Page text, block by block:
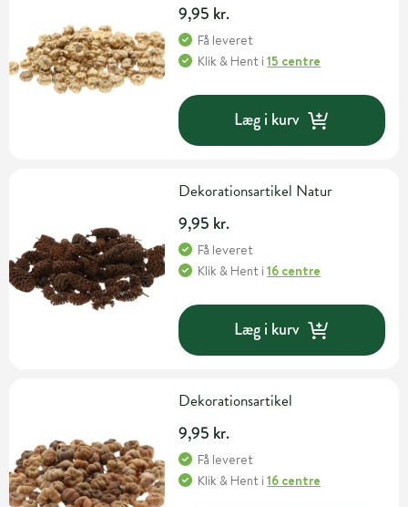
9,95 kr.
Få leveret
Klik & Hent i15 centre
Læg i kurv
Dekorationsartikel Natur
9,95 kr.
Få leveret
Klik & Hent i16 centre
Læg i kurv
Dekorationsartikel
9,95 kr.
Få leveret
Klik & Hent i16 centre